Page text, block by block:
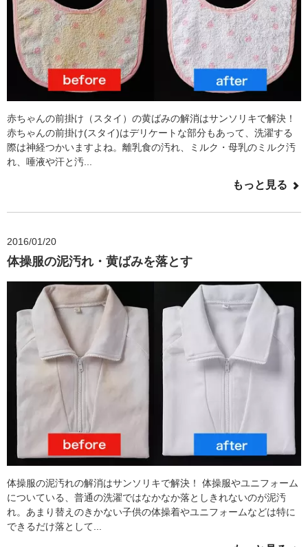
赤ちゃんの前掛け（スタイ）の黄ばみの解消はサンソリキで解決！
赤ちゃんの前掛け(スタイ)はデリケートな部分もあって、洗濯する
際は神経つかいますよね。離乳食の汚れ、ミルク・母乳のミルク汚
れ、唾液や汗と汚...
もっと見る
2016/01/20
体操服の泥汚れ・黄ばみを落とす
体操服の泥汚れの解消はサンソリキで解決！ 体操服やユニフォーム
についている、普通の洗濯ではなかなか落としきれないのが泥汚
れ。あまり替えのきかない子供の体操着やユニフォームなどは特に
できるだけ落として...